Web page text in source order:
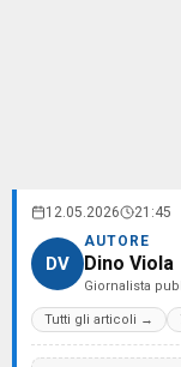
12.05.2026 21:45
DV
AUTORE
Dino Viola
Giornalista
Tutti gli articoli →